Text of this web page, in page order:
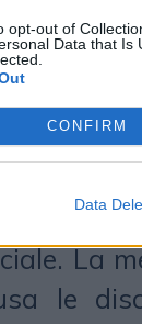
opt-out of
Data that Is
CONFIRM
Data
da
Il
La
le